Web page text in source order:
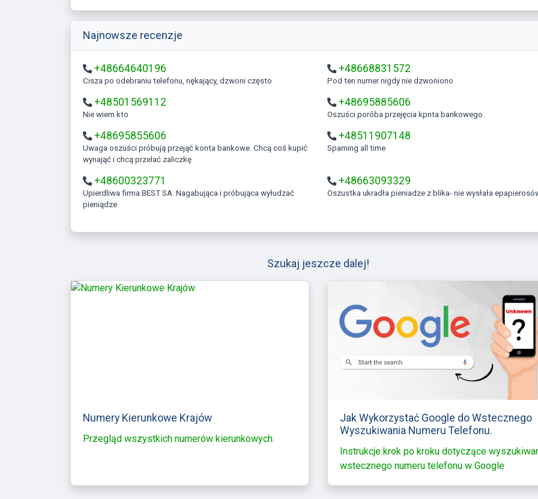
Najnowsze recenzje
+48664640196
Cisza po odebraniu telefonu, nękający, dzwoni często
+48668831572
Pod ten numer nigdy nie dzwoniono
+48501569112
Nie wiem kto
+48695885606
Oszuści poróba przejęcia kpnta bankowego
+48695855606
Uwaga oszuści próbują przejąć konta bankowe. Chcą coś kupić
wynająć i chcą przelać zaliczkę
+48511907148
Spaming all time
+48600323771
Upierdliwa firma BEST SA. Nagabująca i próbująca wyłudzać
pieniądze
+48663093329
Oszustka ukradła pieniadze z blika- nie wysłała
Szukaj jeszcze dalej!
Numery Kierunkowe Krajów
Przegląd wszystkich numerów kierunkowych.
Jak Wykorzystać Google do Wstecznego
Wyszukiwania Numeru Telefonu.
Instrukcje krok po kroku dotyczące
wstecznego numeru telefonu w Google